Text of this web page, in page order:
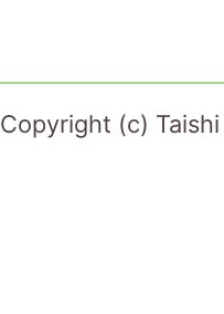
Copyright (c)